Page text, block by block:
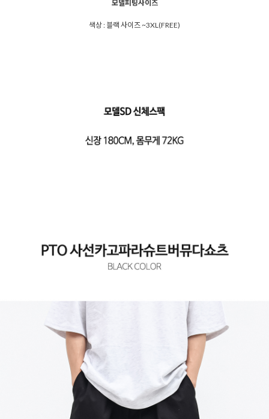
모델피팅사이즈
색상 : 블랙 사이즈 ~3XL(FREE)